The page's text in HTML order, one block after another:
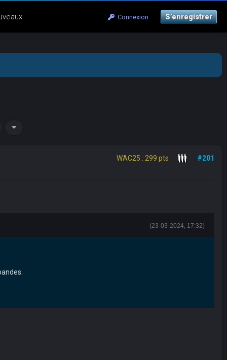
Connexion S’enregistrer
WAC25 : 299 pts #201
(23-03-2024, 17:32)